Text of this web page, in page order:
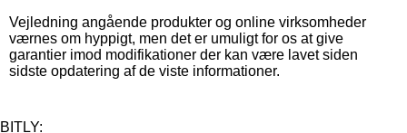
Vejledning angående produkter og online virksomheder
værnes om hyppigt, men det er umuligt for os at give
garantier imod modifikationer der kan være lavet siden
sidste opdatering af de viste informationer.
BITLY: